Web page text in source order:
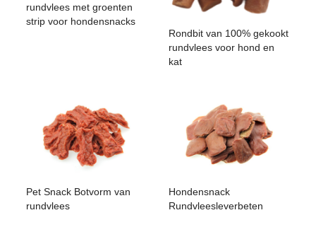
rundvlees met groenten
strip voor hondensnacks
Rondbit van 100% gekookt
rundvlees voor hond en
kat
Pet Snack Botvorm van
rundvlees
Hondensnack
Rundvleesleverbeten